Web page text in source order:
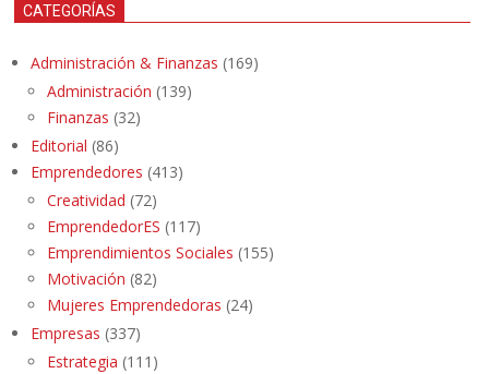
CATEGORÍAS
Administración & Finanzas (169)
Administración (139)
Finanzas (32)
Editorial (86)
Emprendedores (413)
Creatividad (72)
EmprendedorES (117)
Emprendimientos Sociales (155)
Motivación (82)
Mujeres Emprendedoras (24)
Empresas (337)
Estrategia (111)